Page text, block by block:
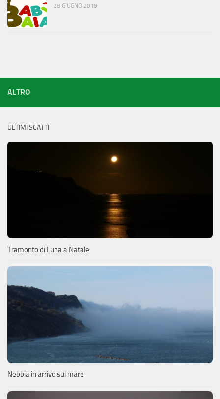
28 GIUGNO 2019
ALTRO
ULTIMI SCATTI
Tramonto di Luna a Natale
Nebbia in arrivo sul mare